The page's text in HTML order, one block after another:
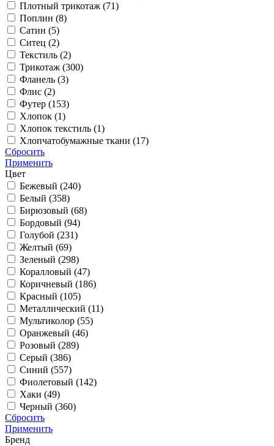
Плотный трикотаж (71)
Поплин (8)
Сатин (5)
Ситец (2)
Текстиль (2)
Трикотаж (300)
Фланель (3)
Флис (2)
Футер (153)
Хлопок (1)
Хлопок текстиль (1)
Хлопчатобумажные ткани (17)
Сбросить
Применить
Цвет
Бежевый (240)
Белый (358)
Бирюзовый (68)
Бордовый (94)
Голубой (231)
Желтый (69)
Зеленый (298)
Коралловый (47)
Коричневый (186)
Красный (105)
Металлический (11)
Мультиколор (55)
Оранжевый (46)
Розовый (289)
Серый (386)
Синий (557)
Фиолетовый (142)
Хаки (49)
Черный (360)
Сбросить
Применить
Бренд